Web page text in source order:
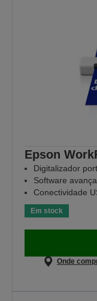
Epson
Digitalizador
Software
Conectividade
Em stock
Onde